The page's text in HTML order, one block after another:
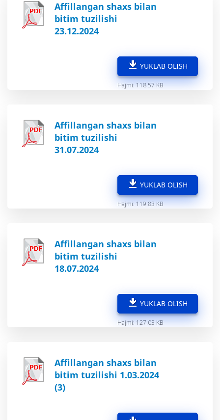
Affillangan shaxs bilan
bitim tuzilishi
23.12.2024
YUKLAB OLISH
Hajmi: 118.57 KB
Affillangan shaxs bilan
bitim tuzilishi
31.07.2024
YUKLAB OLISH
Hajmi: 119.83 KB
Affillangan shaxs bilan
bitim tuzilishi
18.07.2024
YUKLAB OLISH
Hajmi: 127.03 KB
Affillangan shaxs bilan
bitim tuzilishi 1.03.2024
(3)